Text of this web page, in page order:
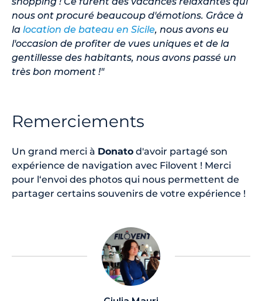
nous ont procuré beaucoup d'émotions. Grâce à
la location de bateau en Sicile, nous avons eu
l'occasion de profiter de vues uniques et de la
gentillesse des habitants, nous avons passé un
très bon moment !"
Remerciements
Un grand merci à Donato d'avoir partagé son
expérience de navigation avec Filovent ! Merci
pour l‘envoi des photos qui nous permettent de
partager certains souvenirs de votre expérience !